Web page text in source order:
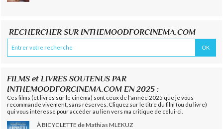
RECHERCHER SUR INTHEMOODFORCINEMA.COM
FILMS et LIVRES SOUTENUS PAR
INTHEMOODFORCINEMA.COM EN 2025 :
Ces films (et livres sur le cinéma) sont ceux de l'année 2025 que je vous
recommande vivement, sans réserves. Cliquez sur le titre du film (ou du livre)
qui vous intéresse pour accéder au lien vers ma critique de celui-ci.
À BICYCLETTE de Mathias MLEKUZ